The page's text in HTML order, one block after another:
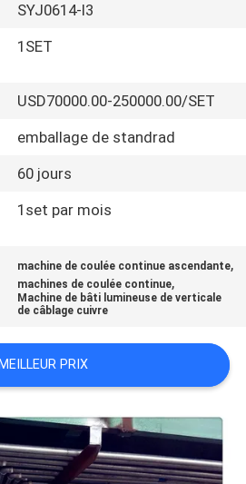
SYJ0614-I3
1SET
USD70000.00-250000.00/SET
emballage de standrad
60 jours
1set par mois
machine de coulée continue ascendante,
machines de coulée continue,
Machine de bâti lumineuse de verticale
de câblage cuivre
MEILLEUR PRIX